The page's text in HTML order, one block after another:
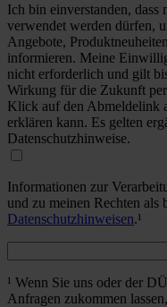
Ich bin einverstanden, dass
verwendet werden dürfen,
Angebote,
informieren. Meine
nicht erforderlich und gilt
Wirkung für die Zukunft
Klick auf den Abmeldelink
erklären kann. Es gelten
Datenschutzhinweise.
Informationen zur
und zu meinen Rechten als
Datenschutzhinweisen.¹
¹ Wenn Sie uns oder der
Anfragen zukommen